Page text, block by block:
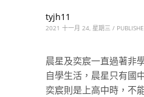
tyjh11
2021 十一月 24, 星期三 /
晨星及奕宸一直過著非
自學生活，晨星只有國
奕宸則是上高中時，不